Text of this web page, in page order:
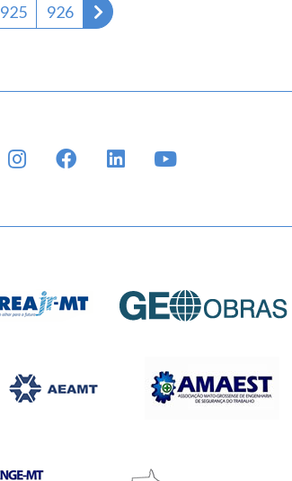
925 926 Próxima página
INSTAGRAMFACEBOOKLINKEDIN